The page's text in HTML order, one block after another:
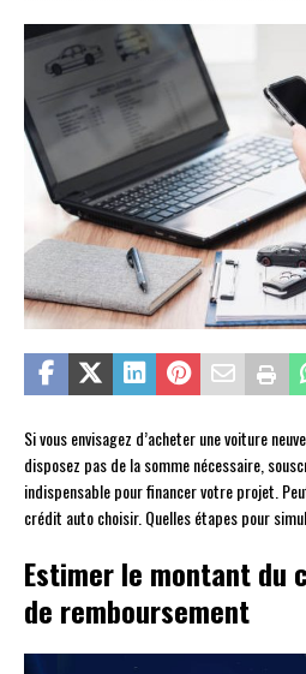
Si vous envisagez d’acheter une voiture
disposez pas de la somme nécessaire,
indispensable pour financer votre projet.
crédit auto choisir. Quelles étapes pour
Estimer le montant du
de remboursement